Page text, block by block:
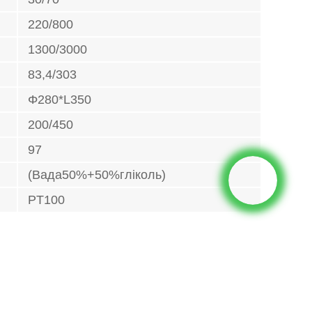
220/800
1300/3000
83,4/303
Φ280*L350
200/450
97
(Вада50%+50%гліколь)
PT100